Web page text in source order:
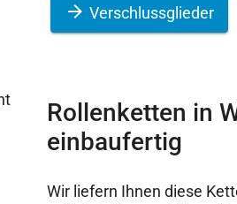
Verschlussglieder
Rollenketten in
einbaufertig
Wir liefern Ihnen diese